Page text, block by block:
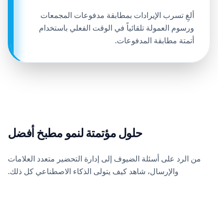
ألغِ تسرب الإيرادات بمطابقة مدفوعات المجمعات
ورسوم العمولة تلقائياً في الوقت الفعلي باستخدام
أتمتة مطابقة المدفوعات.
حلول مؤتمتة لنمو مطبخ أفضل
من الرد على أسئلة الضيوف إلى إدارة التحضير متعدد العلامات
والإرسال، شاهد كيف يتولى الذكاء الاصطناعي كل ذلك.